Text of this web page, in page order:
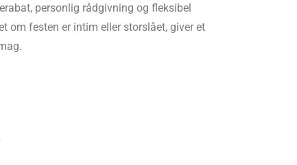
personlig rådgivning og fleksibel
om festen er intim eller storslået, giver et